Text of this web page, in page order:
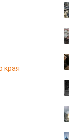
края